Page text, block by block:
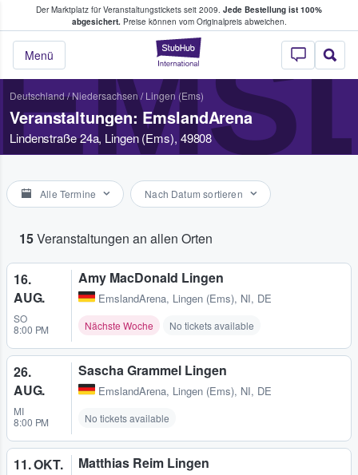
Der Marktplatz für Veranstaltungstickets seit 2009. Jede Bestellung ist 100%
abgesichert.Preise können vom Originalpreis abweichen.
StubHub - Wo
Menü
Tickets kaufen & verkaufen
Deutschland/Niedersachsen/ Lingen (Ems)
Veranstaltungen: EmslandArena
Lindenstraße 24a, Lingen (Ems), 49808
Alle Termine Nach Datum sortieren
15Veranstaltungen an allen Orten
16.
AUG.
SO
8:00 PM
Amy MacDonald Lingen
EmslandArena, Lingen (Ems), NI, DE
Nächste Woche No tickets available
26.
AUG.
MI
8:00 PM
Sascha Grammel Lingen
EmslandArena, Lingen (Ems), NI, DE
No tickets available
11. OKT. Matthias Reim Lingen